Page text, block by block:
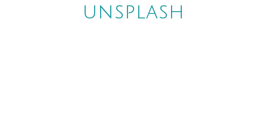
unsplash